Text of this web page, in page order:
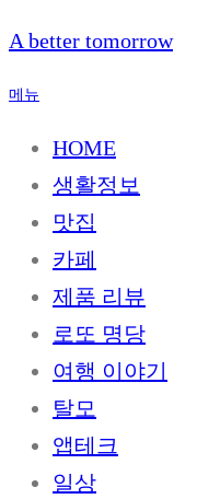
내
으
A better tomorrow
메뉴
HOME
생활정보
맛집
카페
제품 리뷰
로또 명당
여행 이야기
탈모
앱테크
일상